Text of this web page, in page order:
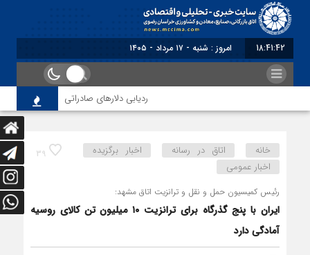
18:41:43 برابر با : Saturday - 8 August - 2026
ردیابی دلارهای صادراتی از اصلاح
39 خانه اتاق در رسانه
اخبار برگزیده
اخبار عمومی
رئیس کمیسیون حمل و نقل و ترانزیت اتاق مشهد:
ایران با پنج گذرگاه برای ترانزیت ۱۰ میلیون تن کالای روسیه
آمادگی دارد